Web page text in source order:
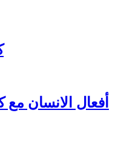
أفعال الانسان مع